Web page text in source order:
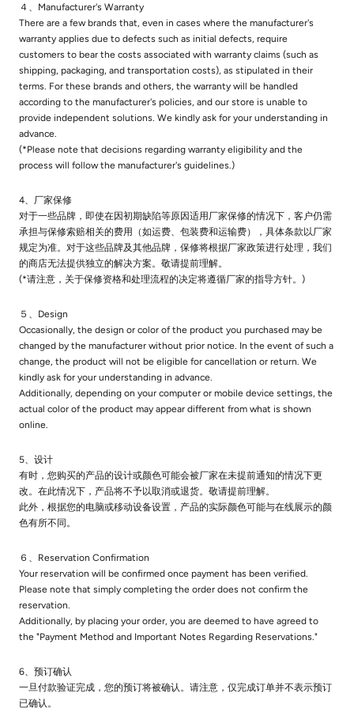
４、Manufacturer's Warranty
There are a few brands that, even in cases where the manufacturer's
warranty applies due to defects such as initial defects, require
customers to bear the costs associated with warranty claims (such as
shipping, packaging, and transportation costs), as stipulated in their
terms. For these brands and others, the warranty will be handled
according to the manufacturer's policies, and our store is unable to
provide independent solutions. We kindly ask for your understanding in
advance.
(*Please note that decisions regarding warranty eligibility and the
process will follow the manufacturer's guidelines.)
4、厂家保修
对于一些品牌，即使在因初期缺陷等原因适用厂家保修的情况下，客户仍需
承担与保修索赔相关的费用（如运费、包装费和运输费），具体条款以厂家
规定为准。对于这些品牌及其他品牌，保修将根据厂家政策进行处理，我们
的商店无法提供独立的解决方案。敬请提前理解。
(*请注意，关于保修资格和处理流程的决定将遵循厂家的指导方针。)
５、Design
Occasionally, the design or color of the product you purchased may be
changed by the manufacturer without prior notice. In the event of such a
change, the product will not be eligible for cancellation or return. We
kindly ask for your understanding in advance.
Additionally, depending on your computer or mobile device settings, the
actual color of the product may appear different from what is shown
online.
5、设计
有时，您购买的产品的设计或颜色可能会被厂家在未提前通知的情况下更
改。在此情况下，产品将不予以取消或退货。敬请提前理解。
此外，根据您的电脑或移动设备设置，产品的实际颜色可能与在线展示的颜
色有所不同。
６、Reservation Confirmation
Your reservation will be confirmed once payment has been verified.
Please note that simply completing the order does not confirm the
reservation.
Additionally, by placing your order, you are deemed to have agreed to
the "Payment Method and Important Notes Regarding Reservations."
6、预订确认
一旦付款验证完成，您的预订将被确认。请注意，仅完成订单并不表示预订
已确认。